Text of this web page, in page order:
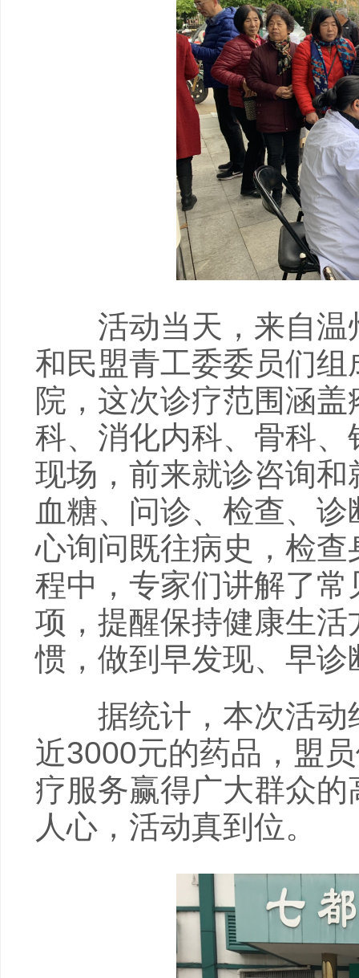
活动当天，来自温
和民盟青工委委员们
院，这次诊疗范围涵
科、消化内科、骨科
现场，前来就诊咨询
血糖、问诊、检查、
心询问既往病史，检
程中，专家们讲解了
项，提醒保持健康生
惯，做到早发现、早诊
据统计，本次活动
近3000元的药品，盟
疗服务赢得广大群众
人心，活动真到位。